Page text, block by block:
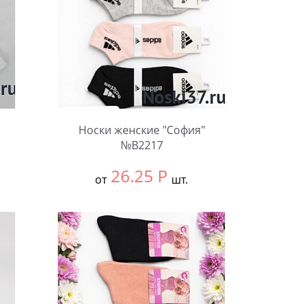
Носки женские "София"
№В2217
от 26.25 Р шт.
В упаковке:
10 шт.
Количество: